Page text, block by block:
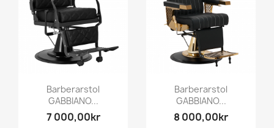
Barberarstol
GABBIANO...
7 000,00kr
Barberarstol
GABBIANO...
8 000,00kr